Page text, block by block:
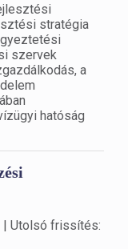
stratégia
szervek
a
hatóság
| Utolsó frissítés: